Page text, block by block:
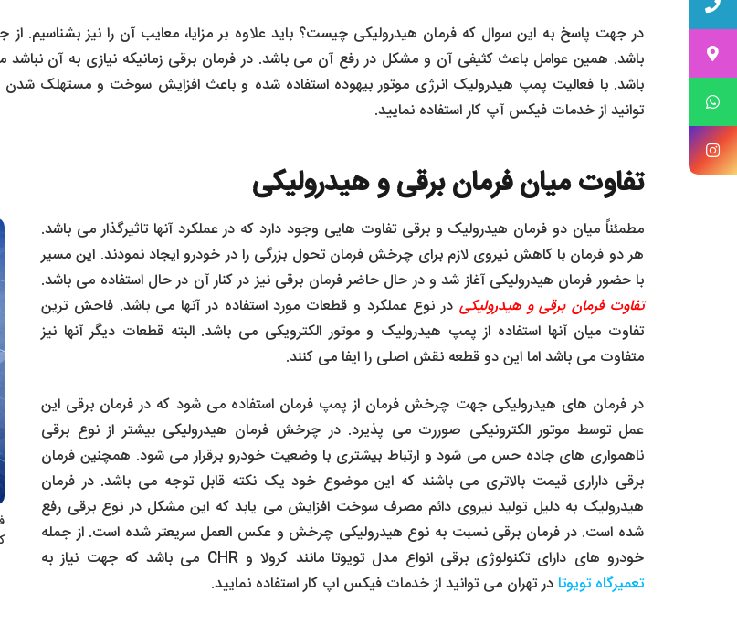
در جهت پاسخ به این سوال که فرمان هیدرولیکی چیست؟ باید علاوه بر مزایا، معایب آن را نیز بشناسیم.
باشد. همین عوامل باعث کثیفی آن و مشکل در رفع آن می باشد. در فرمان برقی زمانیکه نیازی به آن
باشد. با فعالیت پمپ هیدرولیک انرژی موتور بیهوده استفاده شده و باعث افزایش سوخت و مستهلک
توانید از خدمات فیکس آپ کار استفاده نمایید.
تفاوت میان فرمان برقی و هیدرولیکی
مطمئناً میان دو فرمان هیدرولیک و برقی تفاوت هایی وجود دارد که در عملکرد آنها تاثیرگذار می باشد.
هر دو فرمان با کاهش نیروی لازم برای چرخش فرمان تحول بزرگی را در خودرو ایجاد نمودند. این مسیر
با حضور فرمان هیدرولیکی آغاز شد و در حال حاضر فرمان برقی نیز در کنار آن در حال استفاده می باشد.
تفاوت فرمان برقی و هیدرولیکی در نوع عملکرد و قطعات مورد استفاده در آنها می باشد. فاحش ترین
تفاوت میان آنها استفاده از پمپ هیدرولیک و موتور الکترویکی می باشد. البته قطعات دیگر آنها نیز
متفاوت می باشد اما این دو قطعه نقش اصلی را ایفا می کنند.
در فرمان های هیدرولیکی جهت چرخش فرمان از پمپ فرمان استفاده می شود که در فرمان برقی این
عمل توسط موتور الکترونیکی صوررت می پذیرد. در چرخش فرمان هیدرولیکی بیشتر از نوع برقی
ناهمواری های جاده حس می شود و ارتباط بیشتری با وضعیت خودرو برقرار می شود. همچنین فرمان
برقی داراری قیمت بالاتری می باشند که این موضوع خود یک نکته قابل توجه می باشد. در فرمان
هیدرولیک به دلیل تولید نیروی دائم مصرف سوخت افزایش می یابد که این مشکل در نوع برقی رفع
شده است. در فرمان برقی نسبت به نوع هیدرولیکی چرخش و عکس العمل سریعتر شده است. از جمله
خودرو های دارای تکنولوژی برقی انواع مدل تویوتا مانند کرولا و CHR می باشد که جهت نیاز به
تعمیرگاه تویوتا در تهران می توانید از خدمات فیکس اپ کار استفاده نمایید.